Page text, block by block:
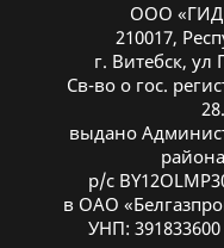
ООО
210017,
г. Витебск, ул
Св-во о гос.
выдано
р/с
в ОАО
УНП: 391833600